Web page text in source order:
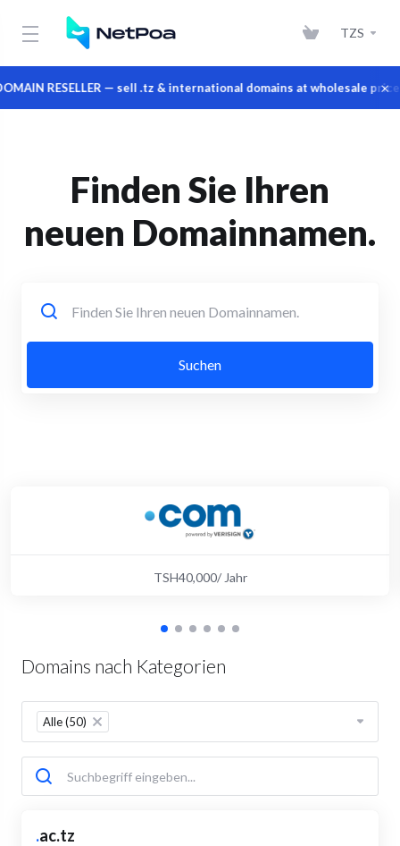
RESELLER — sell .tz & international domains at wholesale ×
TZS
Finden Sie Ihren
neuen Domainnamen.
Suchen
TSH40,000/ Jahr
Domains nach Kategorien
Alle (50) ×
.ac.tz